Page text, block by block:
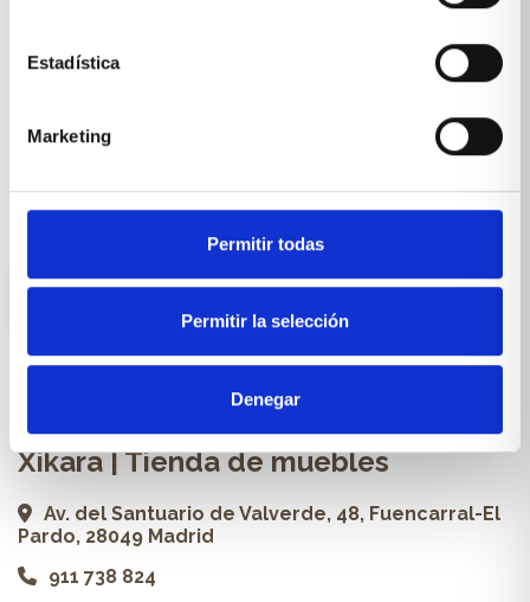
Estadística
Marketing
Permitir todas
Permitir la selección
Denegar
Carpintería a medida
Proyectos
ES
Contacto
Xikara | Tienda de muebles
Av. del Santuario de Valverde, 48, Fuencarral-El
Pardo, 28049 Madrid
911 738 824